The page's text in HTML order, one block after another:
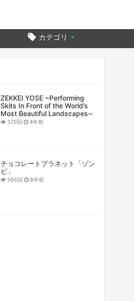
カテゴリ
ZEKKEI YOSE ~Performing
Skits In Front of the World’s
Most Beautiful Landscapes~
379回 4年前
チョコレートプラネット「ゾン
ビ」
566回 8年前